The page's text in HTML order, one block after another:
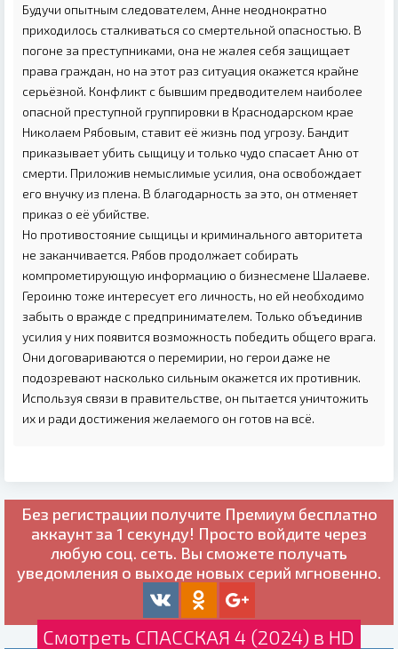
Будучи опытным следователем, Анне неоднократно
приходилось сталкиваться со смертельной опасностью. В
погоне за преступниками, она не жалея себя защищает
права граждан, но на этот раз ситуация окажется крайне
серьёзной. Конфликт с бывшим предводителем наиболее
опасной преступной группировки в Краснодарском крае
Николаем Рябовым, ставит её жизнь под угрозу. Бандит
приказывает убить сыщицу и только чудо спасает Аню от
смерти. Приложив немыслимые усилия, она освобождает
его внучку из плена. В благодарность за это, он отменяет
приказ о её убийстве.
Но противостояние сыщицы и криминального авторитета
не заканчивается. Рябов продолжает собирать
компрометирующую информацию о бизнесмене Шалаеве.
Героиню тоже интересует его личность, но ей необходимо
забыть о вражде с предпринимателем. Только объединив
усилия у них появится возможность победить общего врага.
Они договариваются о перемирии, но герои даже не
подозревают насколько сильным окажется их противник.
Используя связи в правительстве, он пытается уничтожить
их и ради достижения желаемого он готов на всё.
Без регистрации получите Премиум бесплатно
аккаунт за 1 секунду! Просто войдите через
любую соц. сеть. Вы сможете получать
уведомления о выходе новых серий мгновенно.
Смотреть СПАССКАЯ 4 (2024) в HD